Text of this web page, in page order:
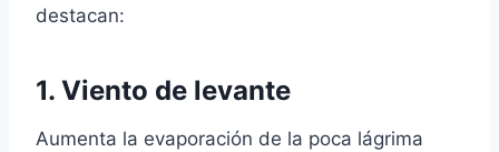
destacan:
1. Viento de levante
Aumenta la evaporación de la poca lágrima